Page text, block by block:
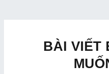
BÀI VIẾT